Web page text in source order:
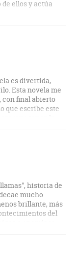
de ellos y actúa
casi se ve
le parece
a
Una segunda
cine, un poco en
cerrando tramas
es divertida,
Esta novela me
final abierto
que escribe este
y no tenga la
historia de
mucho
brillante, más
del
o enemigos.
que te metes en